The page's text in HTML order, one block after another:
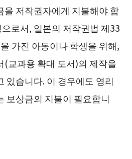
을 저작권자에게 지불해야 합
로서, 일본의 저작권법 제33
가진 아동이나 학생을 위해,
(교과용 확대 도서)의 제작을
있습니다. 이 경우에도 영리
보상금의 지불이 필요합니